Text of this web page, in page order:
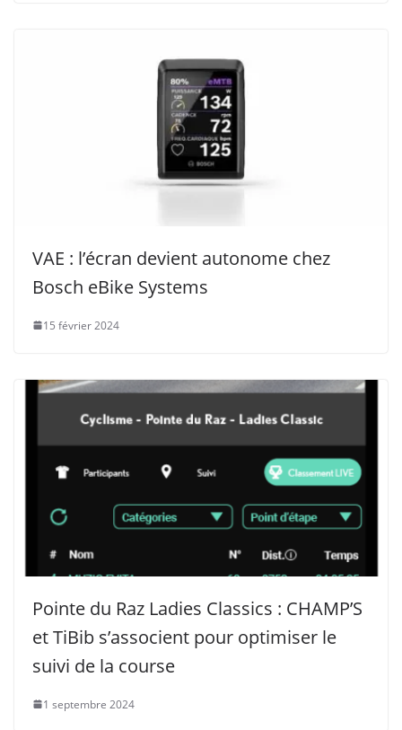
VAE : l’écran devient autonome chez
Bosch eBike Systems
15 février 2024
Pointe du Raz Ladies Classics : CHAMP’S
et TiBib s’associent pour optimiser le
suivi de la course
1 septembre 2024